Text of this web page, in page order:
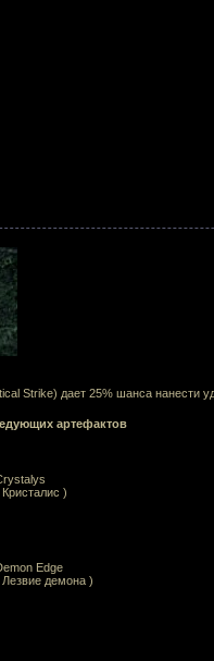
Strike) дает 25% шанса нанести
артефактов
)
Edge
Лезвие демона )